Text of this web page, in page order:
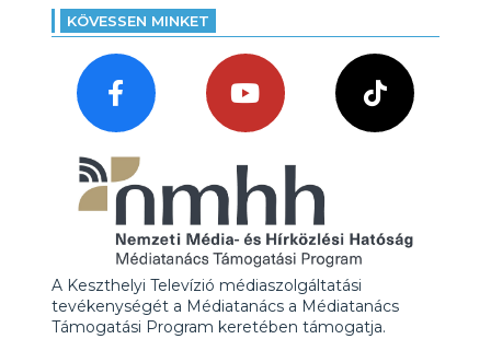
KÖVESSEN MINKET
A Keszthelyi Televízió médiaszolgáltatási
tevékenységét a Médiatanács a Médiatanács
Támogatási Program keretében támogatja.